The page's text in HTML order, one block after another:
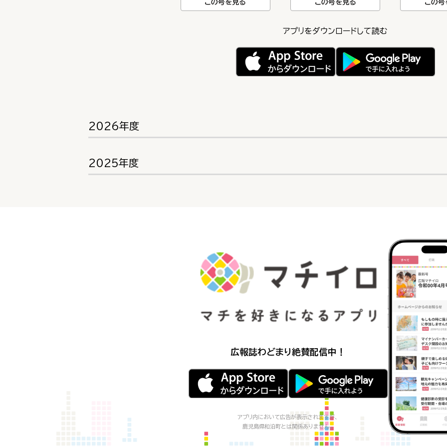
この号を見る この号を見る この号
アプリをダウンロードして読む
2026年度
2025年度
広報誌わどまり絶賛配信中！
アプリ内において広告が表示されますが、
鹿児島県和泊町とは関係ありません。